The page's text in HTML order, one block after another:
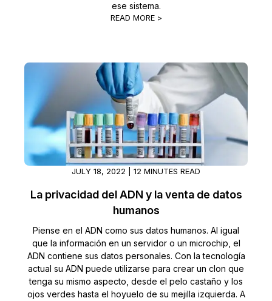
ese sistema.
READ MORE >
JULY 18, 2022 | 12 MINUTES READ
La privacidad del ADN y la venta de datos
humanos
Piense en el ADN como sus datos humanos. Al igual
que la información en un servidor o un microchip, el
ADN contiene sus datos personales. Con la tecnología
actual su ADN puede utilizarse para crear un clon que
tenga su mismo aspecto, desde el pelo castaño y los
ojos verdes hasta el hoyuelo de su mejilla izquierda. A